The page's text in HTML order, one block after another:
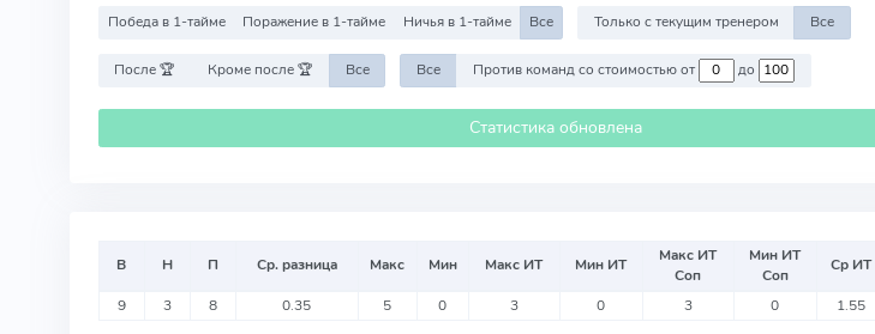
Победа в 1-тайме Поражение в 1-тайме Ничья в 1-тайме Все Только с текущим тренером Все
После 🏆 Кроме после 🏆 Все Все Против команд со стоимостью от до
Статистика обновлена
В Н П Ср. разница Макс Мин Макс ИТ Мин ИТ
Макс ИТ
Соп
Мин ИТ
Соп
Ср ИТ
9 3 8 0.35 5 0 3 0 3 0 1.55